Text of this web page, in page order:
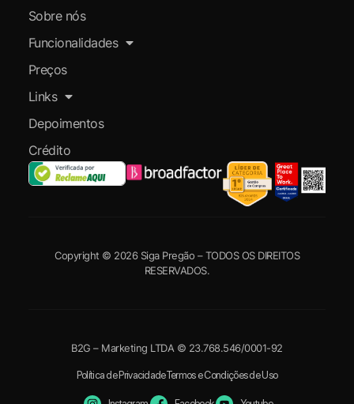
Sobre nós
Funcionalidades
Preços
Links
Depoimentos
Crédito
Copyright © 2026 Siga Pregão – TODOS OS DIREITOS
RESERVADOS.
B2G – Marketing LTDA © 23.768.546/0001-92
Política de PrivacidadeTermos e Condições de Uso